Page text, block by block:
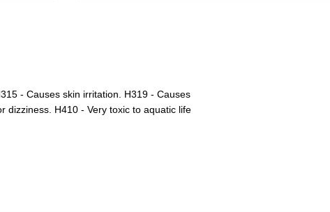
- Causes skin irritation. H319 - Causes
dizziness. H410 - Very toxic to aquatic life